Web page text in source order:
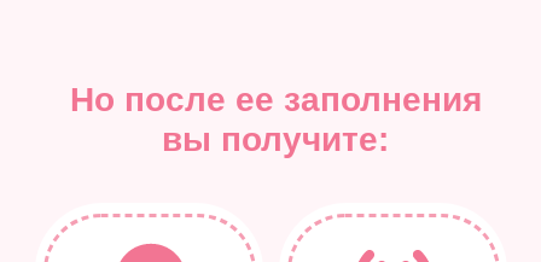
Но после ее заполнения
вы получите:
За 11 лет вложила больше 4 млн ₽ в своё
у лучших мировых
шефов
: Карима Буржи, Оливье Бажара,